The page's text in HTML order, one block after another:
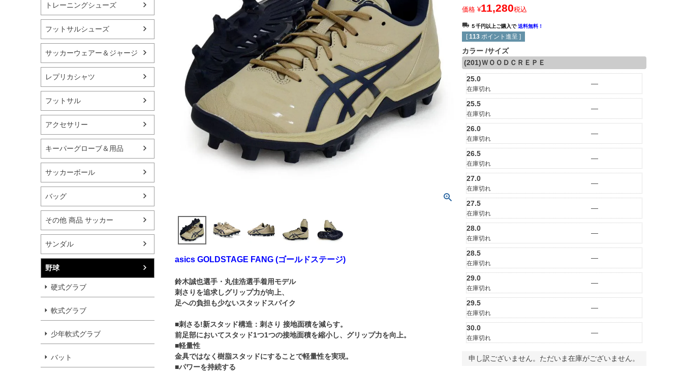
トレーニングシューズ
フットサルシューズ
サッカーウェアー＆ジャージ
レプリカシャツ
フットサル
アクセサリー
キーパーグローブ＆用品
サッカーボール
バッグ
その他 商品 サッカー
サンダル
野球
硬式グラブ
軟式グラブ
少年軟式グラブ
バット
asics GOLDSTAGE FANG (ゴールドステージ)
鈴木誠也選手・丸佳浩選手着用モデル
刺さりを追求しグリップ力が向上、
足への負担も少ないスタッドスパイク
■刺さる!新スタッド構造：刺さり 接地面積を減らす。
前足部においてスタッド1つ1つの接地面積を縮小し、グリップ力を向上。
■軽量性
金具ではなく樹脂スタッドにすることで軽量性を実現。
■パワーを持続する
価格 ¥11,280税込
５千円以上ご購入で送料無料！
[ 113 ポイント進呈 ]
カラー サイズ
(201)ＷＯＯＤＣＲＥＰＥ
25.0
在庫切れ
—
25.5
在庫切れ
—
26.0
在庫切れ
—
26.5
在庫切れ
—
27.0
在庫切れ
—
27.5
在庫切れ
—
28.0
在庫切れ
—
28.5
在庫切れ
—
29.0
在庫切れ
—
29.5
在庫切れ
—
30.0
在庫切れ
—
申し訳ございません。ただいま在庫がございません。